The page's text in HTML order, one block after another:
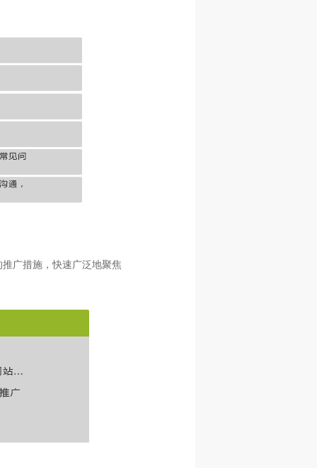
广措施，快速广泛地聚焦